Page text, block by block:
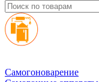
Cамогоноварение